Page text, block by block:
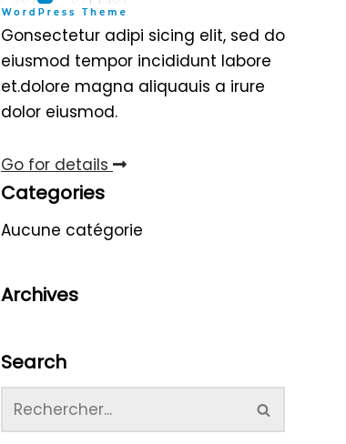
Gonsectetur adipi sicing elit, sed do
eiusmod tempor incididunt labore
et.dolore magna aliquauis a irure
dolor eiusmod.
Go for details
Categories
Aucune catégorie
Archives
Search